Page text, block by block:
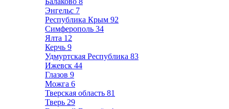
Энгельс 7
Республика Крым 92
Симферополь 34
Ялта 12
Керчь 9
Удмуртская Республика 83
Ижевск 44
Глазов 9
Можга 6
Тверская область 81
Тверь 29